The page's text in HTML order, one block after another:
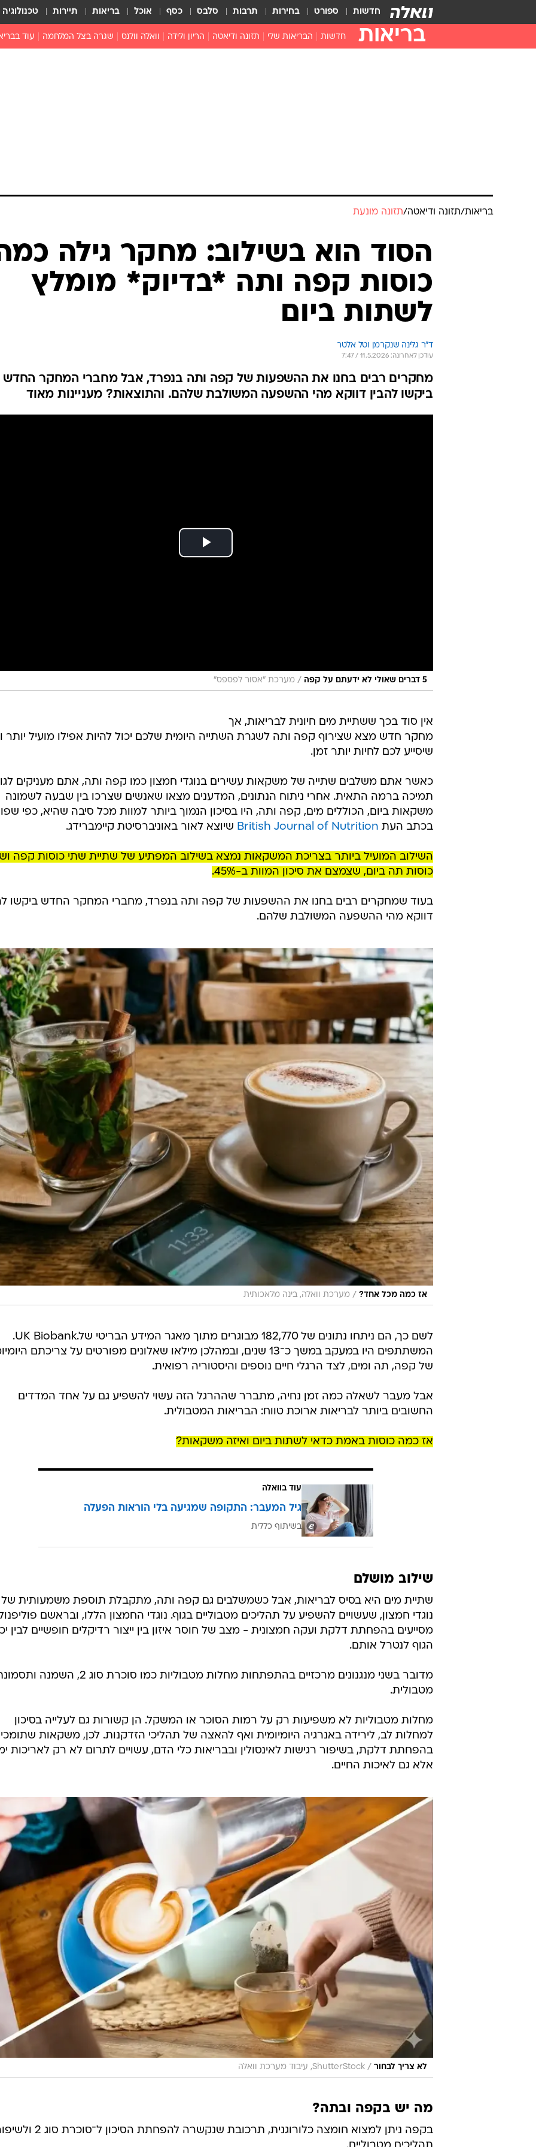
חדשות ספורט בחירות תרבות סלבס כסף אוכל בריאות תיירות טכנולוגיה
בריאות חדשות הבריאות שלי תזונה ודיאטה הריון ולידה וואלה וולנס שגרה בצל המלחמה עוד
רפואה
לחיות נכון
בריאות/תזונה ודיאטה/תזונה מונעת
הסוד הוא בשילוב: מחקר גילה
כוסות קפה ותה *בדיוק* מומלץ
לשתות ביום
ד"ר גלינה שנקרמן וטל אלטר
עודכן לאחרונה: 11.5.2026 / 7:47
מחקרים רבים בחנו את ההשפעות של קפה ותה בנפרד, אבל מחברי המחקר החדש
ביקשו להבין דווקא מהי ההשפעה המשולבת שלהם. והתוצאות? מעניינות מאוד
5 דברים שאולי לא ידעתם על קפה / מערכת "אסור לפספס"
אין סוד בכך ששתיית מים חיונית לבריאות, אך
מחקר חדש מצא שצירוף קפה ותה לשגרת השתייה היומית שלכם יכול להיות אפילו מועיל יותר
שיסייע לכם לחיות יותר זמן.
כאשר אתם משלבים שתייה של משקאות עשירים בנוגדי חמצון כמו קפה ותה, אתם מעניקים
תמיכה ברמה התאית. אחרי ניתוח הנתונים, המדענים מצאו שאנשים שצרכו בין שבעה לשמונה
משקאות ביום, הכוללים מים, קפה ותה, היו בסיכון הנמוך ביותר למוות מכל סיבה שהיא, כפי
בכתב העת British Journal of Nutrition שיוצא לאור באוניברסיטת קיימברידג.
השילוב המועיל ביותר בצריכת המשקאות נמצא בשילוב המפתיע של שתיית שתי כוסות קפה
כוסות תה ביום, שצמצם את סיכון המוות ב-45%.
בעוד שמחקרים רבים בחנו את ההשפעות של קפה ותה בנפרד, מחברי המחקר החדש ביקשו
דווקא מהי ההשפעה המשולבת שלהם.
אז כמה מכל אחד? / מערכת וואלה, בינה מלאכותית
לשם כך, הם ניתחו נתונים של 182,770 מבוגרים מתוך מאגר המידע הבריטי של.UK Biobank.
המשתתפים היו במעקב במשך כ־13 שנים, ובמהלכן מילאו שאלונים מפורטים על צריכתם
של קפה, תה ומים, לצד הרגלי חיים נוספים והיסטוריה רפואית.
אבל מעבר לשאלה כמה זמן נחיה, מתברר שההרגל הזה עשוי להשפיע גם על אחד המדדים
החשובים ביותר לבריאות ארוכת טווח: הבריאות המטבולית.
אז כמה כוסות באמת כדאי לשתות ביום ואיזה משקאות?
עוד בוואלה
גיל המעבר: התקופה שמגיעה בלי הוראות הפעלה
בשיתוף כללית
שילוב מושלם
שתיית מים היא בסיס לבריאות, אבל כשמשלבים גם קפה ותה, מתקבלת תוספת משמעותית של
נוגדי חמצון, שעשויים להשפיע על תהליכים מטבוליים בגוף. נוגדי החמצון הללו, ובראשם
מסייעים בהפחתת דלקת ועקה חמצונית - מצב של חוסר איזון בין ייצור רדיקלים חופשיים לבין
הגוף לנטרל אותם.
מדובר בשני מנגנונים מרכזיים בהתפתחות מחלות מטבוליות כמו סוכרת סוג 2, השמנה
מטבולית.
מחלות מטבוליות לא משפיעות רק על רמות הסוכר או המשקל. הן קשורות גם לעלייה בסיכון
למחלות לב, לירידה באנרגיה היומיומית ואף להאצה של תהליכי הזדקנות. לכן, משקאות
בהפחתת דלקת, בשיפור רגישות לאינסולין ובבריאות כלי הדם, עשויים לתרום לא רק לאריכות
אלא גם לאיכות החיים.
לא צריך לבחור / ShutterStock, עיבוד מערכת וואלה
מה יש בקפה ובתה?
בקפה ניתן למצוא חומצה כלורוגנית, תרכובת שנקשרה להפחתת הסיכון